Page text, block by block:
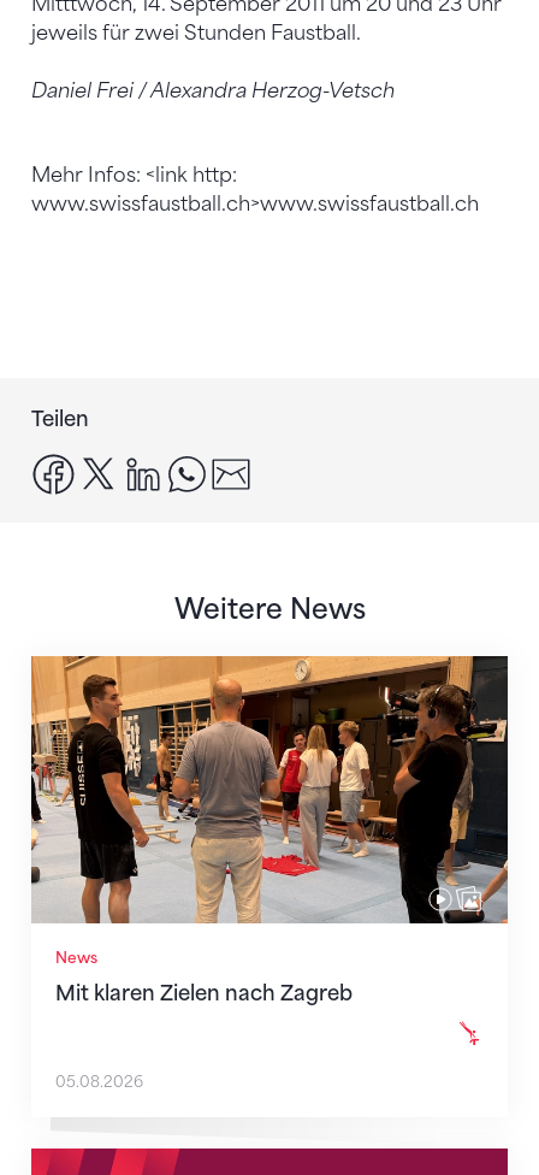
jeweils für zwei Stunden Faustball.
Daniel Frei / Alexandra Herzog-Vetsch
Mehr Infos: <link http:
www.swissfaustball.ch>www.swissfaustball.ch
Teilen
facebook
x linkedinwhatsapp
Weitere News
News
Mit klaren Zielen nach Zagreb
Mit klaren Zielen nach Zagreb
05.08.2026
Neue Empfangszeiten ab 1. August 2026